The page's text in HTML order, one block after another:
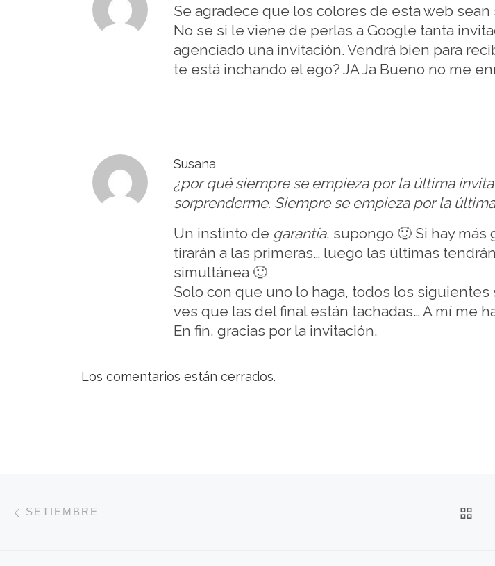
Se agradece que los colores de esta web
No se si le viene de perlas a Google tanta
agenciado una invitación. Vendrá bien para
te está inchando el ego? JA Ja Bueno no me
Susana
¿por qué siempre se empieza por la última
sorprenderme. Siempre se empieza por la
Un instinto de garantía, supongo 🙂 Si hay
tirarán a las primeras… luego las últimas
simultánea 🙂
Solo con que uno lo haga, todos los
ves que las del final están tachadas… A mí me
En fin, gracias por la invitación.
Los comentarios están cerrados.
Navegación de entradas
SETIEMBRE